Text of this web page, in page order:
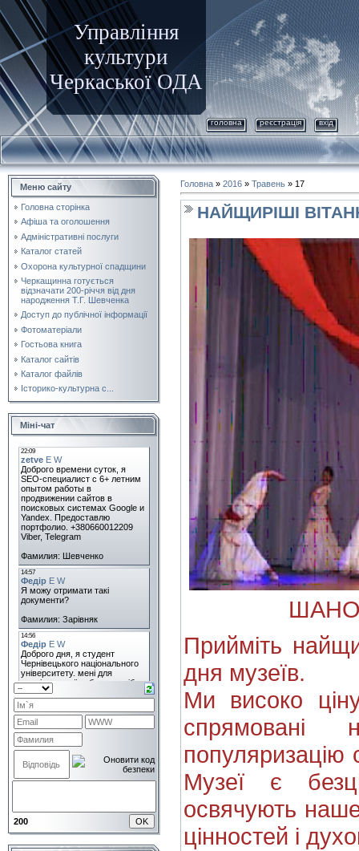
Управління
культури
Черкаської ОДА
головна реєстрація вхід
Меню сайту
Головна сторінка
Афіша та оголошення
Адміністративні послуги
Каталог статей
Охорона культурної спадщини
Черкащинна готується
відзначати 200-річчя від дня
народження Т.Г. Шевченка
Доступ до публічної інформації
Фотоматеріали
Гостьова книга
Каталог сайтів
Каталог файлів
Історико-культурна с...
Міні-чат
200
Головна » 2016 » Травень » 17
НАЙЩИРІШІ
Прийміть
дня музеїв.
Ми високо
популяризацію
Музеї є
освячують
цінностей і